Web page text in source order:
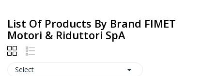
List Of Products By Brand FIMET
Motori & Riduttori SpA
Select 